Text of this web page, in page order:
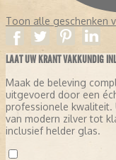
Toon alle geschenken
LAAT UW KRANT VAKKUNDIG
Maak de beleving
uitgevoerd door een
professionele kwaliteit.
van modern zilver tot
inclusief helder glas.